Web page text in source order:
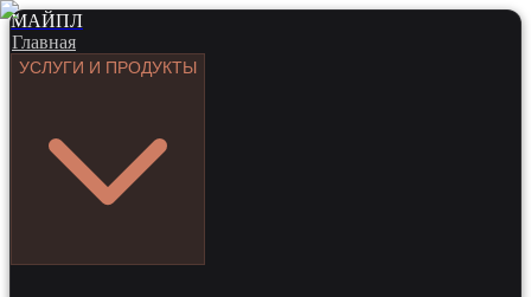
МАЙПЛ
Главная
УСЛУГИ И ПРОДУКТЫ